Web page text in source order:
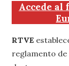
Accede
RTVE
reglamento